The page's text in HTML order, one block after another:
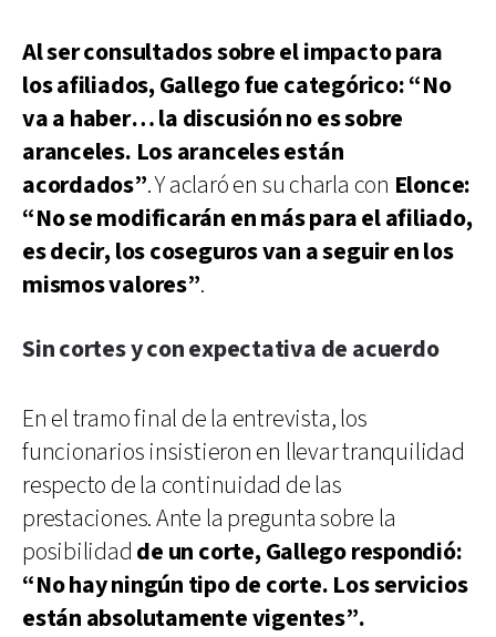
Al ser consultados sobre el impacto para
los afiliados, Gallego fue categórico: “No
va a haber… la discusión no es sobre
aranceles. Los aranceles están
acordados”. Y aclaró en su charla con Elonce:
“No se modificarán en más para el afiliado,
es decir, los coseguros van a seguir en los
mismos valores”.
Sin cortes y con expectativa de acuerdo
En el tramo final de la entrevista, los
funcionarios insistieron en llevar tranquilidad
respecto de la continuidad de las
prestaciones. Ante la pregunta sobre la
posibilidad de un corte, Gallego respondió:
“No hay ningún tipo de corte. Los servicios
están absolutamente vigentes”.